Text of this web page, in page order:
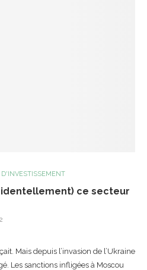
D'INVESTISSEMENT
ce secteur
Mais depuis l’invasion de l’Ukraine
Les sanctions infligées à Moscou